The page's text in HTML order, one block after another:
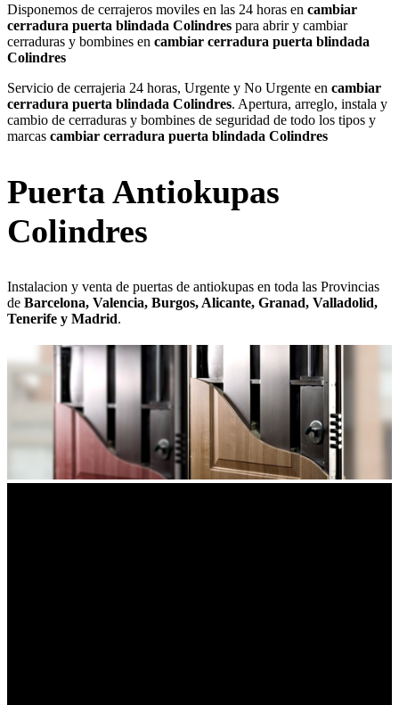
Disponemos de cerrajeros moviles en las 24 horas en cambiar
cerradura puerta blindada Colindres para abrir y cambiar
cerraduras y bombines en cambiar cerradura puerta blindada
Colindres
Servicio de cerrajeria 24 horas, Urgente y No Urgente en cambiar
cerradura puerta blindada Colindres. Apertura, arreglo, instala y
cambio de cerraduras y bombines de seguridad de todo los tipos y
marcas cambiar cerradura puerta blindada Colindres
Puerta Antiokupas
Colindres
Instalacion y venta de puertas de antiokupas en toda las Provincias
de Barcelona, Valencia, Burgos, Alicante, Granad, Valladolid,
Tenerife y Madrid.